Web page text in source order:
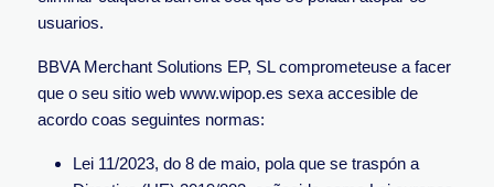
usuarios.
BBVA Merchant Solutions EP, SL comprometeuse a facer
que o seu sitio web www.wipop.es sexa accesible de
acordo coas seguintes normas:
Lei 11/2023, do 8 de maio, pola que se traspón a